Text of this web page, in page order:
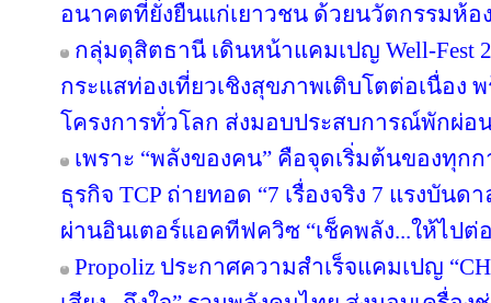
อนาคตที่ยั่งยืนแก่เยาวชน ด้วยนวัตกรรมห้
กลุ่มดุสิตธานี เดินหน้าแคมเปญ Well-Fest
กระแสท่องเที่ยวเชิงสุขภาพเติบโตต่อเนื่อง
โครงการทั่วโลก ส่งมอบประสบการณ์พักผ่อ
เพราะ “พลังของคน” คือจุดเริ่มต้นของทุก
ธุรกิจ TCP ถ่ายทอด “7 เรื่องจริง 7 แรงบันด
ผ่านอินเตอร์แอคทีฟควิซ “เช็คพลัง...ให้ไปต่
Propoliz ประกาศความสำเร็จแคมเปญ